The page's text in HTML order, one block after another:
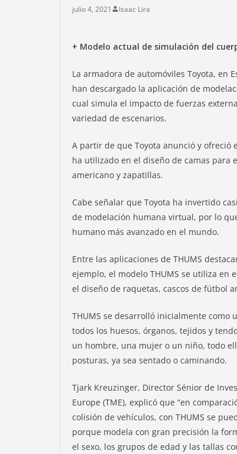
julio 4, 2021 Isaac Lira
+ Modelo actual de simulación del
La armadora de automóviles Toyota, en
han descargado la aplicación de
cual simula el impacto de fuerzas
variedad de escenarios.
A partir de que Toyota anunció y ofreció
ha utilizado en el diseño de camas para
americano y zapatillas.
Cabe señalar que Toyota ha invertido
de modelación humana virtual, por lo
humano más avanzado en el mundo.
Entre las aplicaciones de THUMS
ejemplo, el modelo THUMS se utiliza en
el diseño de raquetas, cascos de fútbol
THUMS se desarrolló inicialmente
todos los huesos, órganos, tejidos y
un hombre, una mujer o un niño, todo
posturas, ya sea sentado o caminando.
Tjark Kreuzinger, Director Sénior de
Europe (TME), explicó que “en
colisión de vehículos, con THUMS se
porque modela con gran precisión la
el sexo, los grupos de edad y las tallas